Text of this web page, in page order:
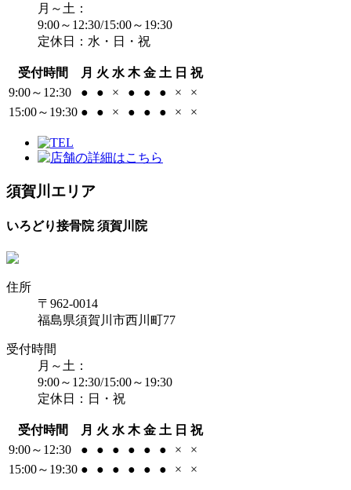
月～土：
9:00～12:30/15:00～19:30
定休日：水・日・祝
受付時間 月 火 水 木 金 土 日 祝
9:00～12:30
● ● × ● ● ● ×
×
15:00～19:30 ● ● × ● ● ● × ×
須賀川エリア
いろどり接骨院 須賀川院
住所
〒962-0014
福島県須賀川市西川町77
受付時間
月～土：
9:00～12:30/15:00～19:30
定休日：日・祝
受付時間 月 火 水 木 金 土 日 祝
9:00～12:30
● ● ● ● ● ● ×
×
15:00～19:30 ● ● ● ● ● ● × ×